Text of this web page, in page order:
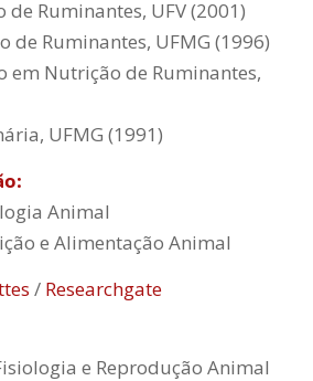
de Ruminantes, UFV (2001)
de Ruminantes, UFMG (1996)
em Nutrição de Ruminantes,
UFMG (1991)
Animal
e Alimentação Animal
/ Researchgate
e Reprodução Animal